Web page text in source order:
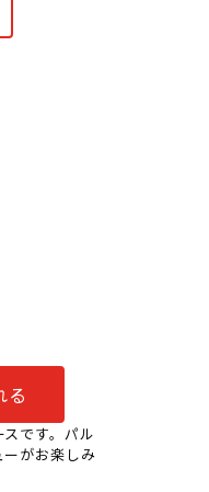
る
です。パル
がお楽しみ